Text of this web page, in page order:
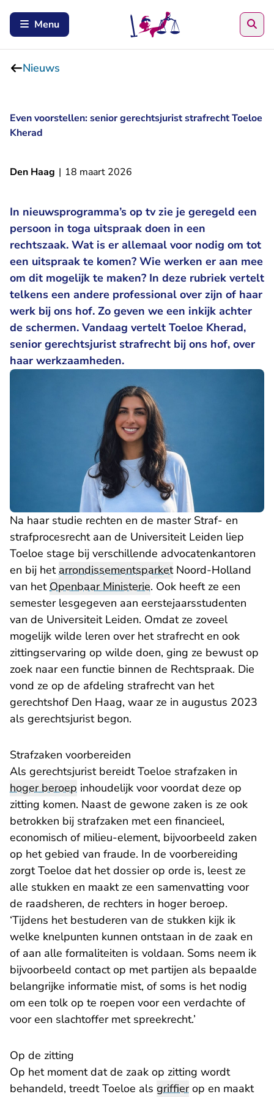
Menu
Nieuws
Even voorstellen: senior gerechtsjurist strafrecht Toeloe
Kherad
Den Haag | 18 maart 2026
In nieuwsprogramma’s op tv zie je geregeld een
persoon in toga uitspraak doen in een
rechtszaak. Wat is er allemaal voor nodig om tot
een uitspraak te komen? Wie werken er aan mee
om dit mogelijk te maken? In deze rubriek vertelt
telkens een andere professional over zijn of haar
werk bij ons hof. Zo geven we een inkijk achter
de schermen. Vandaag vertelt Toeloe Kherad,
senior gerechtsjurist strafrecht bij ons hof, over
haar werkzaamheden.
Na haar studie rechten en de master Straf- en
strafprocesrecht aan de Universiteit Leiden liep
Toeloe stage bij verschillende advocatenkantoren
en bij hetarrondissementsparketNoord-Holland
van hetOpenbaar Ministerie. Ook heeft ze een
semester lesgegeven aan eerstejaarsstudenten
van de Universiteit Leiden. Omdat ze zoveel
mogelijk wilde leren over het strafrecht en ook
zittingservaring op wilde doen, ging ze bewust op
zoek naar een functie binnen de Rechtspraak. Die
vond ze op de afdeling strafrecht van het
gerechtshof Den Haag, waar ze in augustus 2023
als gerechtsjurist begon.
Strafzaken voorbereiden
Als gerechtsjurist bereidt Toeloe strafzaken in
hoger beroep inhoudelijk voor voordat deze op
zitting komen. Naast de gewone zaken is ze ook
betrokken bij strafzaken met een financieel,
economisch of milieu-element, bijvoorbeeld zaken
op het gebied van fraude. In de voorbereiding
zorgt Toeloe dat het dossier op orde is, leest ze
alle stukken en maakt ze een samenvatting voor
de raadsheren, de rechters in hoger beroep.
‘Tijdens het bestuderen van de stukken kijk ik
welke knelpunten kunnen ontstaan in de zaak en
of aan alle formaliteiten is voldaan. Soms neem ik
bijvoorbeeld contact op met partijen als bepaalde
belangrijke informatie mist, of soms is het nodig
om een tolk op te roepen voor een verdachte of
voor een slachtoffer met spreekrecht.’
Op de zitting
Op het moment dat de zaak op zitting wordt
behandeld, treedt Toeloe als griffierop en maakt